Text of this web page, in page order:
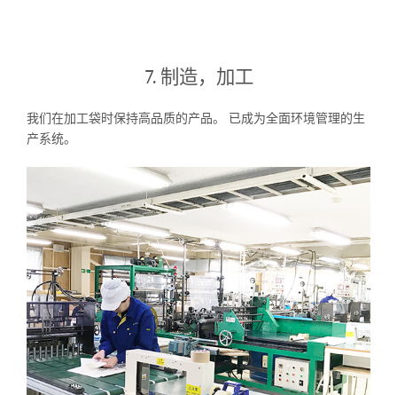
7. 制造，加工
我们在加工袋时保持高品质的产品。 已成为全面环境管理的生
产系统。